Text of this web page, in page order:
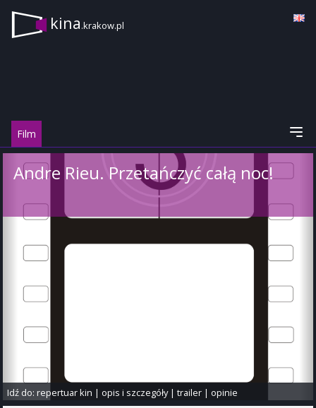
kina.krakow.pl
Film
Andre Rieu. Przetańczyć całą noc!
Idź do:repertuar kin |opis i szczegóły|trailer |opinie